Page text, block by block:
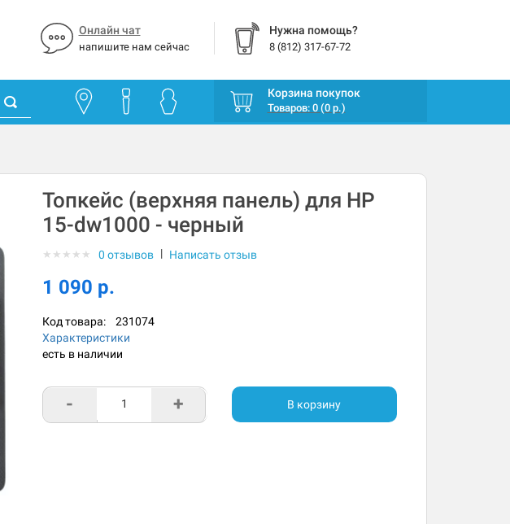
Онлайн чат
напишите нам сейчас
Нужна помощь?
8 (812) 317-67-72
Корзина покупок
Товаров: 0 (0 р.)
Топкейс (верхняя панель) для HP
15-dw1000 - черный
★ ★ ★ ★ ★ 0 отзывов | Написать отзыв
1 090 р.
Код товара: 231074
Характеристики
есть в наличии
- + В корзину